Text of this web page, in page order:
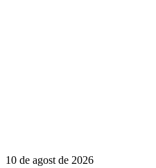
10 de agost de 2026